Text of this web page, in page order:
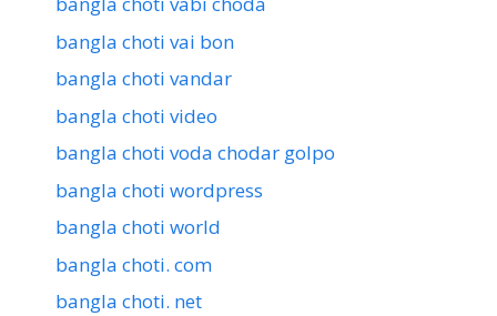
bangla choti vai bon
bangla choti vandar
bangla choti video
bangla choti voda chodar golpo
bangla choti wordpress
bangla choti world
bangla choti. com
bangla choti. net